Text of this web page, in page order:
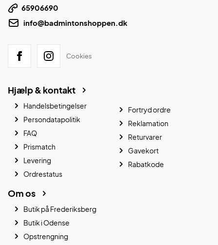
65906690
info@badmintonshoppen.dk
Cookies
Hjælp & kontakt
Handelsbetingelser
Persondatapolitik
FAQ
Prismatch
Levering
Ordrestatus
Fortryd ordre
Reklamation
Returvarer
Gavekort
Rabatkode
Om os
Butik på Frederiksberg
Butik i Odense
Opstrengning